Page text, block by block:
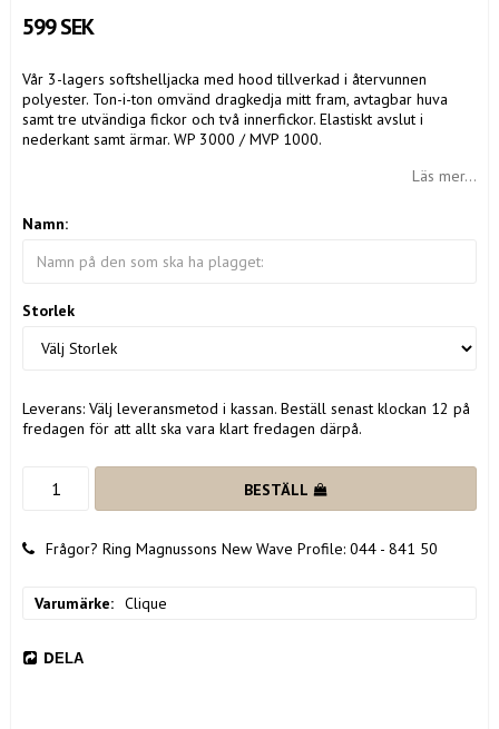
599 SEK
Vår 3-lagers softshelljacka med hood tillverkad i återvunnen
polyester. Ton-i-ton omvänd dragkedja mitt fram, avtagbar huva
samt tre utvändiga fickor och två innerfickor. Elastiskt avslut i
nederkant samt ärmar. WP 3000 / MVP 1000.
Läs mer...
Namn:
Storlek
Leverans: Välj leveransmetod i kassan. Beställ senast klockan 12 på
fredagen för att allt ska vara klart fredagen därpå.
BESTÄLL
Frågor? Ring Magnussons New Wave Profile: 044 - 841 50
Varumärke Clique
DELA